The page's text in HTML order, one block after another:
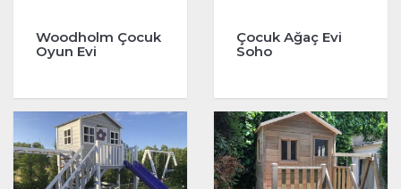
Woodholm Çocuk
Oyun Evi
Çocuk Ağaç Evi
Soho